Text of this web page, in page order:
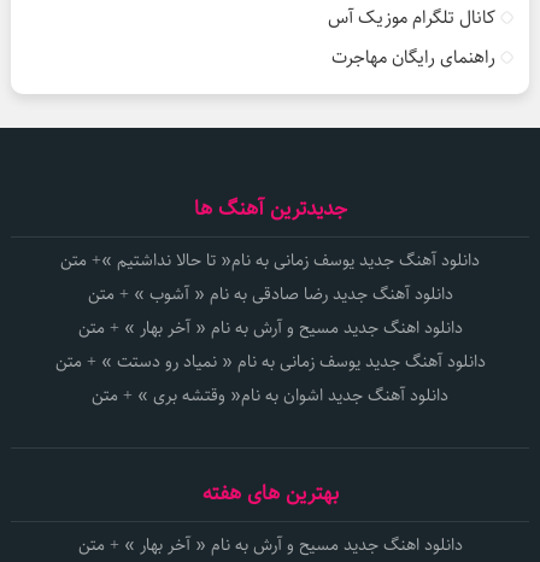
کانال تلگرام موزیک آس
راهنمای رایگان مهاجرت
جدیدترین آهنگ ها
دانلود آهنگ جدید یوسف زمانی به نام« تا حالا نداشتیم »+ متن
دانلود آهنگ جدید رضا صادقی به نام « آشوب » + متن
دانلود اهنگ جدید مسیح و آرش به نام « آخر بهار » + متن
دانلود آهنگ جدید یوسف زمانی به نام « نمیاد رو دستت » + متن
دانلود آهنگ جدید اشوان به نام« وقتشه بری » + متن
بهترین های هفته
دانلود اهنگ جدید مسیح و آرش به نام « آخر بهار » + متن